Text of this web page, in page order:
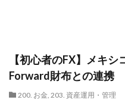
【初心者のFX】メキ
Forward財布との連携
200. お金, 203. 資産運用・管理